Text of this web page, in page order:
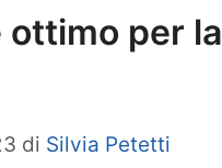
ottimo per la
di Silvia Petetti